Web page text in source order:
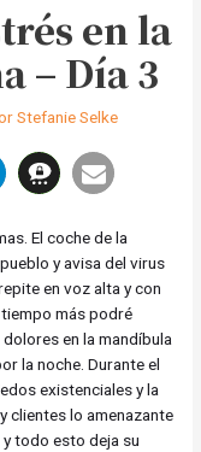
en la
– Día 3
Stefanie Selke
El coche de la
y avisa del virus
en voz alta y con
más podré
en la mandíbula
la noche. Durante el
existenciales y la
clientes lo amenazante
todo esto deja su